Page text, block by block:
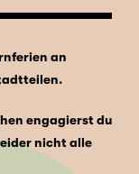
an
engagierst du
nicht alle